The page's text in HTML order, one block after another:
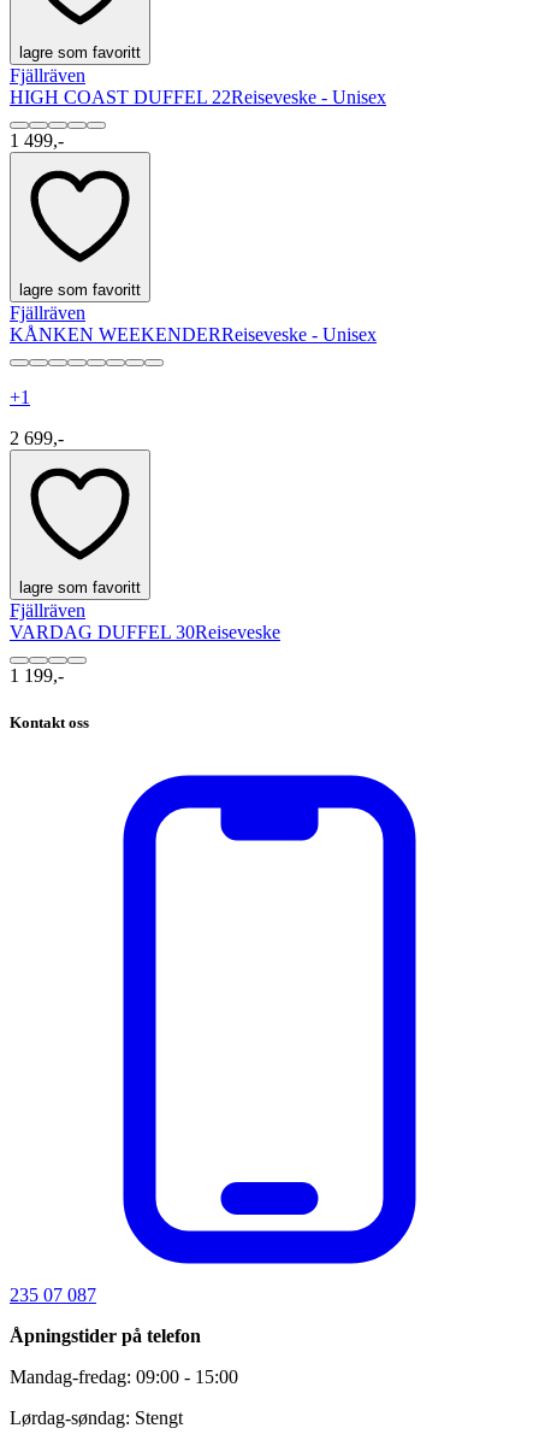
lagre som favoritt
Fjällräven
HIGH COAST DUFFEL 22Reiseveske - Unisex
1 499,-
lagre som favoritt
Fjällräven
KÅNKEN WEEKENDERReiseveske - Unisex
+1
2 699,-
lagre som favoritt
Fjällräven
VARDAG DUFFEL 30Reiseveske
1 199,-
Kontakt oss
235 07 087
Åpningstider på telefon
Mandag-fredag: 09:00 - 15:00
Lørdag-søndag: Stengt